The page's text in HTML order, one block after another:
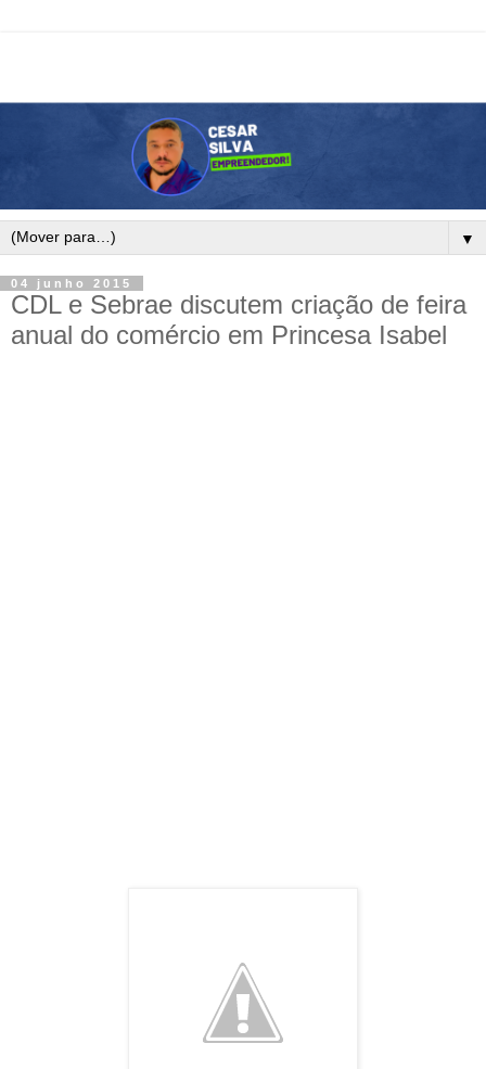
▼
04 junho 2015
CDL e Sebrae discutem criação de feira
anual do comércio em Princesa Isabel